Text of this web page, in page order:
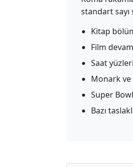
standart
Kitap
Film
Saat yüzleri
Monark ve
Super
Bazı